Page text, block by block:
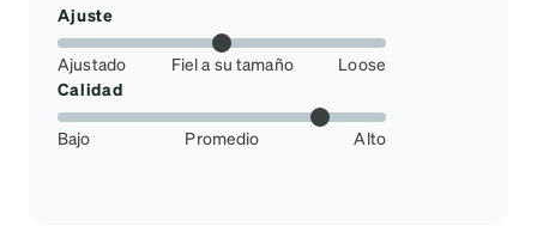
Ajuste
Ajustado Fiel a su tamaño
Loose
Calidad
Bajo Promedio Alto